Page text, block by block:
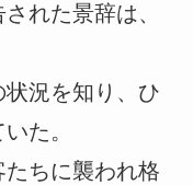
れた景辞は、
況を知り、ひ
た。
ちに襲われ格